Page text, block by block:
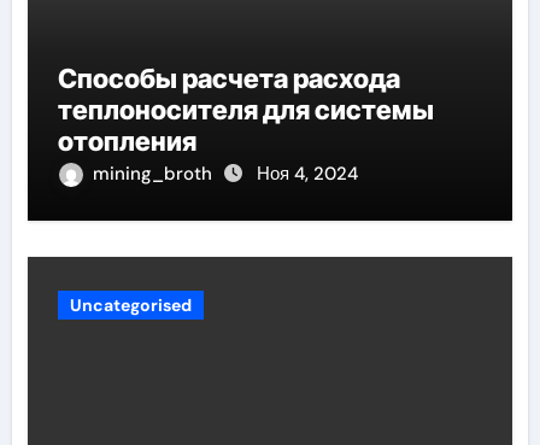
Способы расчета расхода
теплоносителя для системы
отопления
mining_broth Ноя 4, 2024
Uncategorised